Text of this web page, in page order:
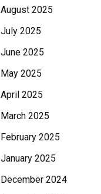
August 2025
July 2025
June 2025
May 2025
April 2025
March 2025
February 2025
January 2025
December 2024